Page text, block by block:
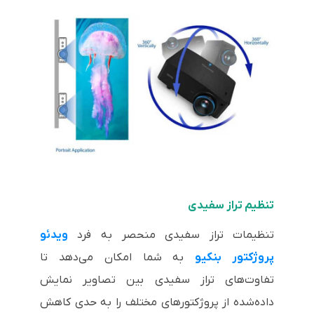
تنظیم تراز سفیدی
تنظیمات تراز سفیدی منحصر به فرد ویدئو
پروژکتور بنکیو به شما امکان می‌دهد تا
تفاوت‌های تراز سفیدی بین تصاویر نمایش
داده‌شده از پروژکتورهای مختلف را به حدی کاهش